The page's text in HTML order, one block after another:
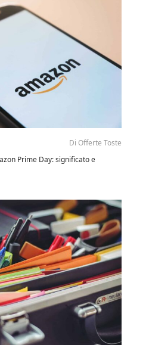
Di Offerte Toste
Prime Day: significato e